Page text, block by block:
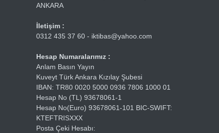
ANKARA
İletişim :
0312 435 37 60 - iktibas@yahoo.com
Hesap Numaralarımız :
Anlam Basın Yayın
Kuveyt Türk Ankara Kızılay Şubesi
IBAN: TR80 0020 5000 0936 7806 1000 01
Hesap No (TL) 93678061-1
Hesap No(Euro) 93678061-101 BIC-SWIFT:
KTEFTRISXXX
Posta Çeki Hesabı: